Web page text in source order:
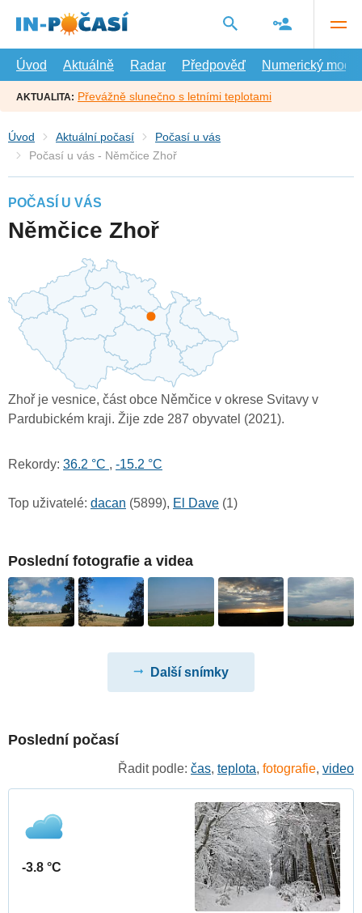
hlavní
Úvod
Aktuálně Radar Předpověď Numerický model
AKTUALITA: Převážně slunečno s letními teplotami
Úvod Aktuální počasí
Počasí u vás
Počasí u vás - Němčice Zhoř
POČASÍ U VÁS
Němčice Zhoř
Zhoř je vesnice, část obce Němčice v okrese Svitavy v
Pardubickém kraji. Žije zde 287 obyvatel (2021).
Rekordy: 36.2 °C , -15.2 °C
Top uživatelé: dacan (5899), El Dave (1)
Poslední fotografie a videa
Další snímky
Poslední počasí
Řadit podle: čas, teplota, fotografie, video
-3.8 °C